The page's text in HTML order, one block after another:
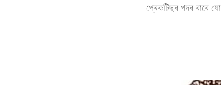
প্ৰেকটিছৰ পদৰ বাবে